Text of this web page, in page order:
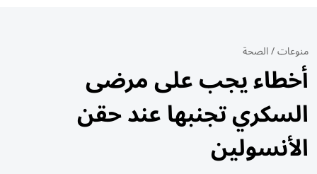
منوعات/الصحة
أخطاء يجب على مرضى
السكري تجنبها عند حقن
الأنسولين